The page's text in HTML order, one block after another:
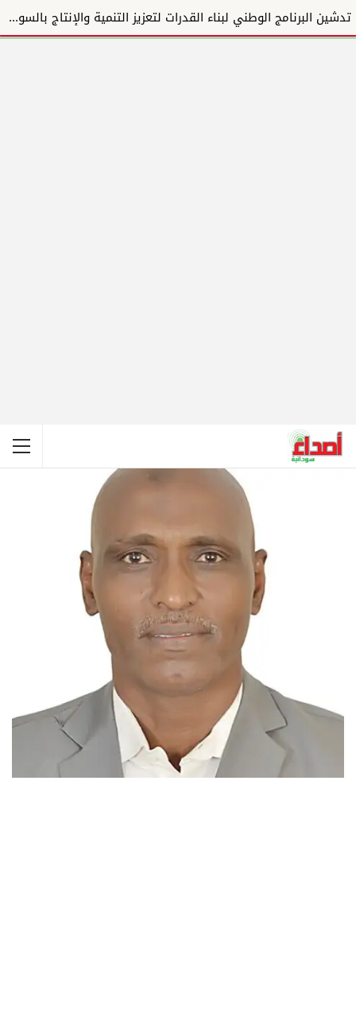
تدشين البرنامج الوطني لبناء القدرات لتعزيز التنمية والإنتاج بالسودان